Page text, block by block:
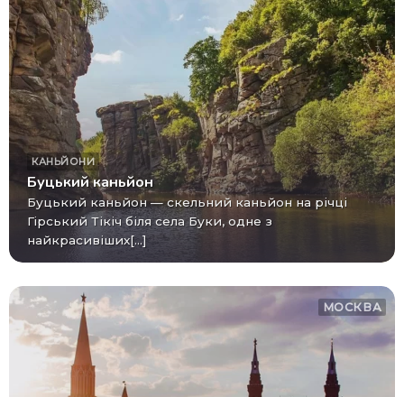
КАНЬЙОНИ
Буцький каньйон
Буцький каньйон — скельний каньйон на річці
Гірський Тікіч біля села Буки, одне з
найкрасивіших[...]
МОСКВА